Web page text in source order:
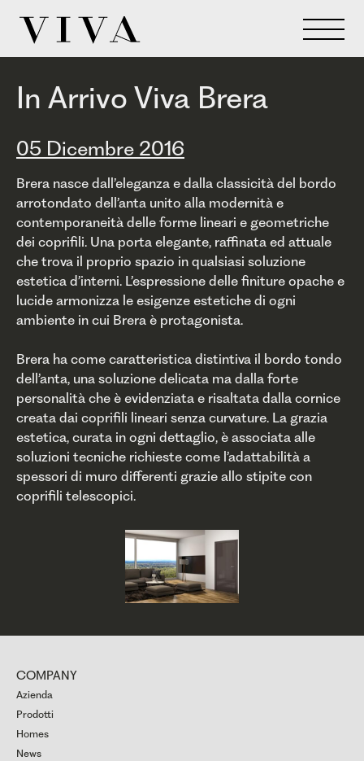
In Arrivo Viva Brera
05 Dicembre 2016
Brera nasce dall’eleganza e dalla classicità del bordo
arrotondato dell’anta unito alla modernità e
contemporaneità delle forme lineari e geometriche
dei coprifili. Una porta elegante, raffinata ed attuale
che trova il proprio spazio in qualsiasi soluzione
estetica d’interni. L’espressione delle finiture opache e
lucide armonizza le esigenze estetiche di ogni
ambiente in cui Brera è protagonista.
Brera ha come caratteristica distintiva il bordo tondo
dell’anta, una soluzione delicata ma dalla forte
personalità che è evidenziata e risaltata dalla cornice
creata dai coprifili lineari senza curvature. La grazia
estetica, curata in ogni dettaglio, è associata alle
soluzioni tecniche richieste come l’adattabilità a
spessori di muro differenti grazie allo stipite con
coprifili telescopici.
COMPANY
Azienda
Prodotti
Homes
News